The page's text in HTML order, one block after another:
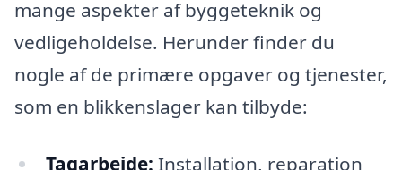
mange aspekter af byggeteknik og
vedligeholdelse. Herunder finder du
nogle af de primære opgaver og tjenester,
som en blikkenslager kan tilbyde:
Tagarbejde: Installation, reparation